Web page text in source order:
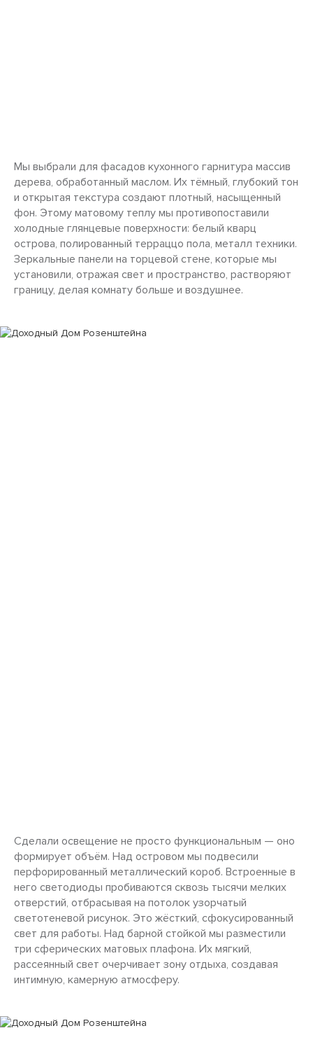
Мы выбрали для фасадов кухонного гарнитура массив
дерева, обработанный маслом. Их тёмный, глубокий тон
и открытая текстура создают плотный, насыщенный
фон. Этому матовому теплу мы противопоставили
холодные глянцевые поверхности: белый кварц
острова, полированный терраццо пола, металл техники.
Зеркальные панели на торцевой стене, которые мы
установили, отражая свет и пространство, растворяют
границу, делая комнату больше и воздушнее.
Сделали освещение не просто функциональным — оно
формирует объём. Над островом мы подвесили
перфорированный металлический короб. Встроенные в
него светодиоды пробиваются сквозь тысячи мелких
отверстий, отбрасывая на потолок узорчатый
светотеневой рисунок. Это жёсткий, сфокусированный
свет для работы. Над барной стойкой мы разместили
три сферических матовых плафона. Их мягкий,
рассеянный свет очерчивает зону отдыха, создавая
интимную, камерную атмосферу.